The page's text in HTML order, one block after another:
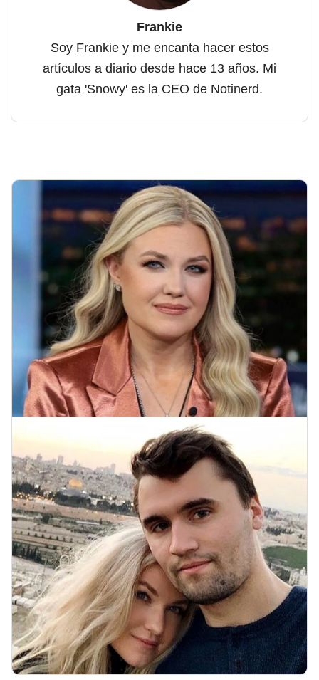
Frankie
Soy Frankie y me encanta hacer estos
artículos a diario desde hace 13 años. Mi
gata 'Snowy' es la CEO de Notinerd.